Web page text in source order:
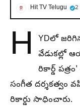
Hit TV Telugu 2
H
YDలో
వేడుకల్లో
రికార్డ్
సంగీత దర్శకత్వం
రికార్డు సాధించారు.